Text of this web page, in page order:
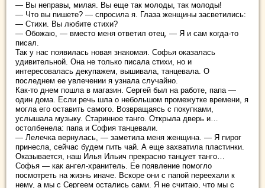
— Вы неправы, милая. Вы еще так молоды, так молоды!
— Что вы пишете? — спросила я. Глаза женщины засветились:
— Стихи. Вы любите стихи?
— Обожаю, — вместо меня ответил отец, — Я и сам когда-то
писал.
Так у нас появилась новая знакомая. Софья оказалась
удивительной. Она не только писала стихи, но и
интересовалась декупажем, вышивала, танцевала. О
последнем ее увлечении я узнала случайно.
Как-то днем пошла в магазин. Сергей был на работе, папа —
один дома. Если речь шла о небольшом промежутке времени, я
могла его оставить самого. Возвращаясь с покупками,
услышала музыку. Старинное танго. Открыла дверь и…
остолбенела: папа и София танцевали.
— Лелечка вернулась, — заметила меня женщина. — Я пирог
принесла, сейчас будем пить чай. А еще захватила пластинки.
Оказывается, наш Илья Ильич прекрасно танцует танго…
Софья — как ангел-хранитель. Ее появление помогло
посмотреть на жизнь иначе. Вскоре они с папой переехали к
нему, а мы с Сергеем остались сами. Я не считаю, что мы с